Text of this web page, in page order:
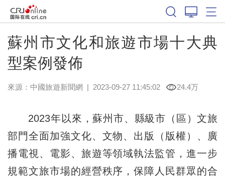
蘇州市文化和旅遊市場十大典
型案例發佈
來源： 中國旅遊新聞網 | 2023-09-27 11:45:02 24.4万
2023年以來，蘇州市、縣級市（區）文旅
部門全面加強文化、文物、出版（版權）、廣
播電視、電影、旅遊等領域執法監管，進一步
規範文旅市場的經營秩序，保障人民群眾的合